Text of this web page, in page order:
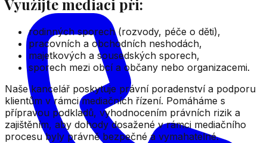
Využijte mediaci při:
rodinných sporech (rozvody, péče o děti),
pracovních a obchodních neshodách,
majetkových a sousedských sporech,
sporech mezi obcí a občany nebo organizacemi.
Naše kancelář poskytuje právní poradenství a podporu
klientům v rámci mediačních řízení. Pomáháme s
přípravou podkladů, vyhodnocením právních rizik a
zajištěním, aby dohody dosažené v rámci mediačního
procesu byly právně bezpečné a vymahatelné.